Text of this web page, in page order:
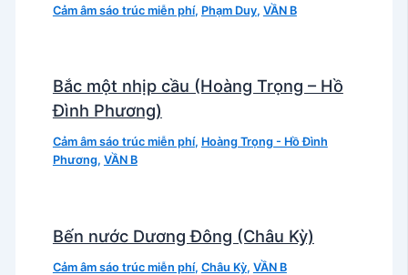
Cảm âm sáo trúc miễn phí, Phạm Duy, VẦN B
Bắc một nhịp cầu (Hoàng Trọng – Hồ
Đình Phương)
Cảm âm sáo trúc miễn phí, Hoàng Trọng - Hồ Đình
Phương, VẦN B
Bến nước Dương Đông (Châu Kỳ)
Cảm âm sáo trúc miễn phí, Châu Kỳ, VẦN B